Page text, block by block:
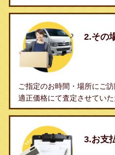
2.その
ご指定のお時間・場所にご
適正価格にて査定させていた
3.お支